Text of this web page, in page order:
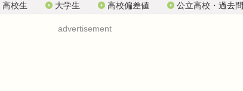
高校生 大学生 高校偏差値 公立高校・過去問
advertisement